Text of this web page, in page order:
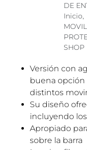
DE
Inicio,
SHOP
Versión con
buena opción
distintos
Su diseño
incluyendo
Apropiado
sobre la barra